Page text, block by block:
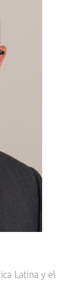
Latina y el